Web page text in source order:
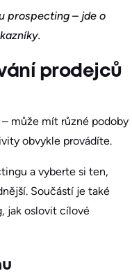
prospecting – jde o
prodejců
může mít různé podoby
obvykle provádíte.
a vyberte si ten,
Součástí je také
jak oslovit cílové